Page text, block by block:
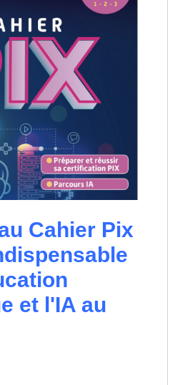
Cahier Pix
et l'IA au